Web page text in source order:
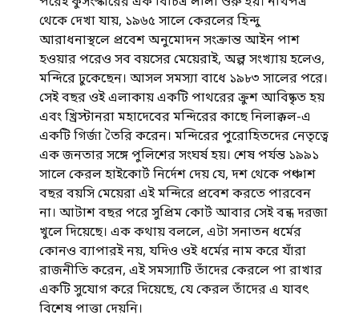
থেকে দেখা যায়, ১৯৬৫ সালে কেরলের হিন্দু
আরাধনাস্থলে প্রবেশ অনুমোদন সংক্রান্ত আইন পাশ
হওয়ার পরেও সব বয়সের মেয়েরাই, অল্প সংখ্যায় হলেও,
মন্দিরে ঢুকেছেন। আসল সমস্যা বাধে ১৯৮৩ সালের পরে।
সেই বছর ওই এলাকায় একটি পাথরের ক্রুশ আবিষ্কৃত হয়
এবং খ্রিস্টানরা মহাদেবের মন্দিরের কাছে নিলাক্কল-এ
একটি গির্জা তৈরি করেন। মন্দিরের পুরোহিতদের নেতৃত্বে
এক জনতার সঙ্গে পুলিশের সংঘর্ষ হয়। শেষ পর্যন্ত ১৯৯১
সালে কেরল হাইকোর্ট নির্দেশ দেয় যে, দশ থেকে পঞ্চাশ
বছর বয়সি মেয়েরা এই মন্দিরে প্রবেশ করতে পারবেন
না। আটাশ বছর পরে সুপ্রিম কোর্ট আবার সেই বন্ধ দরজা
খুলে দিয়েছে। এক কথায় বললে, এটা সনাতন ধর্মের
কোনও ব্যাপারই নয়, যদিও ওই ধর্মের নাম করে যাঁরা
রাজনীতি করেন, এই সমস্যাটি তাঁদের কেরলে পা রাখার
একটি সুযোগ করে দিয়েছে, যে কেরল তাঁদের এ যাবৎ
বিশেষ পাত্তা দেয়নি।